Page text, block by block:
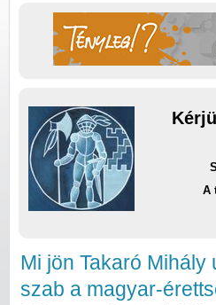
A
Mi jön Takaró
szab a magyar-